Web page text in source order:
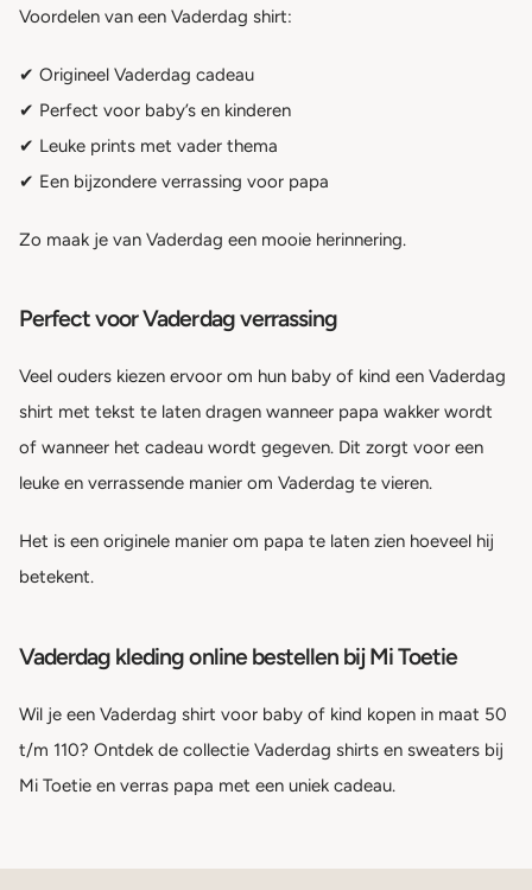
Voordelen van een Vaderdag shirt:
✔ Origineel Vaderdag cadeau
✔ Perfect voor baby’s en kinderen
✔ Leuke prints met vader thema
✔ Een bijzondere verrassing voor papa
Zo maak je van Vaderdag een mooie herinnering.
Perfect voor Vaderdag verrassing
Veel ouders kiezen ervoor om hun baby of kind een Vaderdag
shirt met tekst te laten dragen wanneer papa wakker wordt
of wanneer het cadeau wordt gegeven. Dit zorgt voor een
leuke en verrassende manier om Vaderdag te vieren.
Het is een originele manier om papa te laten zien hoeveel hij
betekent.
Vaderdag kleding online bestellen bij Mi Toetie
Wil je een Vaderdag shirt voor baby of kind kopen in maat 50
t/m 110? Ontdek de collectie Vaderdag shirts en sweaters bij
Mi Toetie en verras papa met een uniek cadeau.